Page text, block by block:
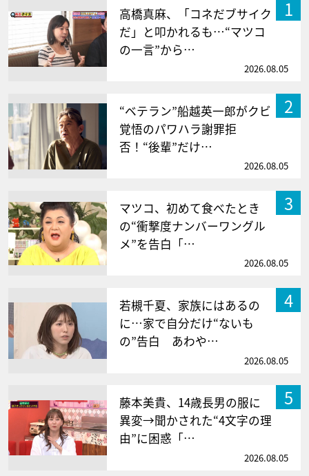
1
高橋真麻、「コネだブサイク
だ」と叩かれるも…“マツコ
の一言”から…
2026.08.05
2
“ベテラン”船越英一郎がクビ
覚悟のパワハラ謝罪拒
否！“後輩”だけ…
2026.08.05
3
マツコ、初めて食べたとき
の“衝撃度ナンバーワングル
メ”を告白「…
2026.08.05
4
若槻千夏、家族にはあるの
に…家で自分だけ“ないも
の”告白 あわや…
2026.08.05
5
藤本美貴、14歳長男の服に
異変→聞かされた“4文字の理
由”に困惑「…
2026.08.05